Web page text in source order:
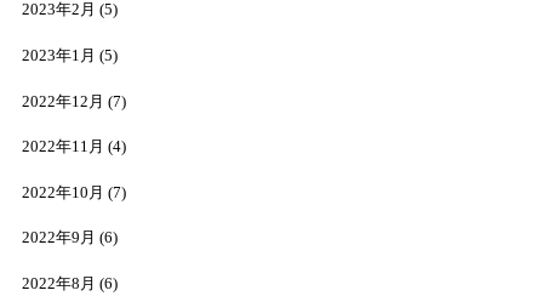
2023年2月 (5)
2023年1月 (5)
2022年12月 (7)
2022年11月 (4)
2022年10月 (7)
2022年9月 (6)
2022年8月 (6)